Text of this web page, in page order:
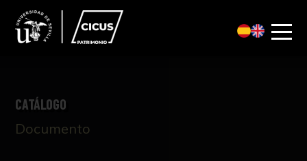
CATÁLOGO
Documento